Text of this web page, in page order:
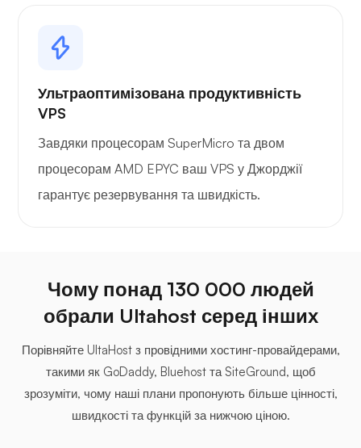
Ультраоптимізована продуктивність
VPS
Завдяки процесорам SuperMicro та двом
процесорам AMD EPYC ваш VPS у Джорджії
гарантує резервування та швидкість.
Чому понад 130 000 людей
обрали Ultahost серед інших
Порівняйте UltaHost з провідними хостинг-провайдерами,
такими як GoDaddy, Bluehost та SiteGround, щоб
зрозуміти, чому наші плани пропонують більше цінності,
швидкості та функцій за нижчою ціною.